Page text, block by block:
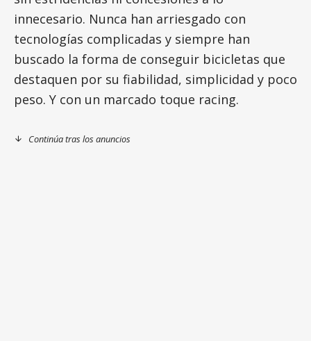
innecesario. Nunca han arriesgado con
tecnologías complicadas y siempre han
buscado la forma de conseguir bicicletas que
destaquen por su fiabilidad, simplicidad y poco
peso. Y con un marcado toque racing.
Continúa tras los anuncios